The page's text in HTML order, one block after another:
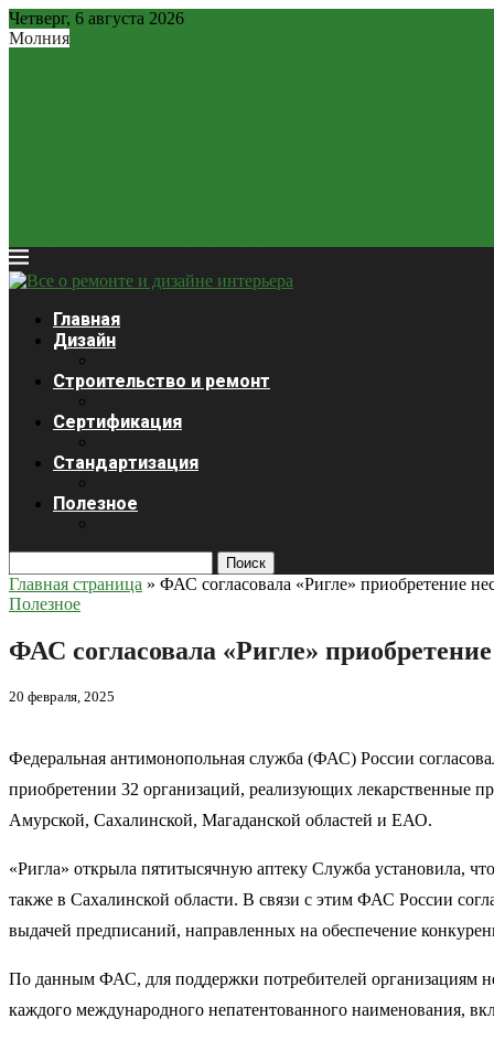
Четверг, 6 августа 2026
Молния
Главная
Дизайн
Строительство и ремонт
Сертификация
Стандартизация
Полезное
Поиск
Главная страница » ФАС согласовала «Ригле» приобретение
Полезное
ФАС согласовала «Ригле»
20 февраля, 2025
Федеральная антимонопольная служба (ФАС) России
приобретении 32 организаций, реализующих лекарственные
Амурской, Сахалинской, Магаданской областей и ЕАО.
«Ригла» открыла пятитысячную аптеку Служба установила,
также в Сахалинской области. В связи с этим ФАС России
выдачей предписаний, направленных на обеспечение
По данным ФАС, для поддержки потребителей организациям
каждого международного непатентованного наименования,